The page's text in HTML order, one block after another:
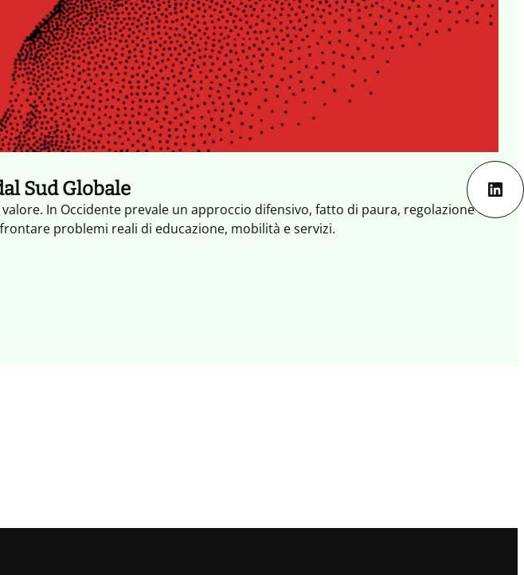
Sud Globale
In Occidente prevale un approccio difensivo, fatto di paura, regolazione e
problemi reali di educazione, mobilità e servizi.